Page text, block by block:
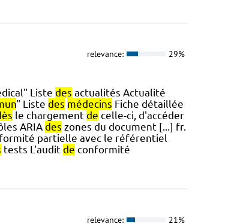
relevance: 29%
Liste des actualités Actualité
" Liste des médecins Fiche détaillée
le chargement de celle-ci, d'accéder
ARIA des zones du document [...] fr.
partielle avec le référentiel
tests L'audit de conformité
relevance: 21%